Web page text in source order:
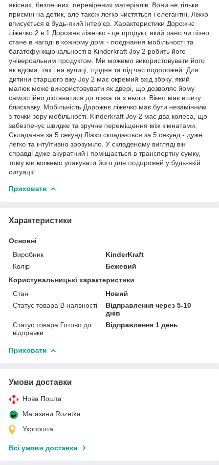
якісних, безпечних, перевірених матеріалів. Вони не тільки
приємні на дотик, але також легко чистяться і елегантні. Ліжко
вписується в будь-який інтер'єр. Характеристики Дорожнє
ліжечко 2 в 1 Дорожнє ліжечко - це продукт, який рано чи пізно
стане в нагоді в кожному домі - поєднання мобільності та
багатофункціональності в Kinderkraft Joy 2 робить його
універсальним продуктом. Ми можемо використовувати його
як вдома, так і на вулиці, щодня та під час подорожей. Для
дитини старшого віку Joy 2 має окремий вхід збоку, який
малюк може використовувати як двері, що дозволяє йому
самостійно діставатися до ліжка та з нього. Вікно має вшиту
блискавку. Мобільність Дорожнє ліжечко має бути незамінним
з точки зору мобільності. Kinderkraft Joy 2 має два колеса, що
забезпечує швидке та зручне переміщення між кімнатами.
Складання за 5 секунд Ліжко складається за 5 секунд - дуже
легко та інтуїтивно зрозуміло. У складеному вигляді він
справді дуже акуратний і поміщається в транспортну сумку,
тому ми можемо упакувати його для подорожей у будь-якій
ситуації.
Приховати
Характеристики
Основні
Виробник
KinderKraft
Колір
Бежевий
Користувальницькі характеристики
Стан
Новий
Статус товара В наявності
Відправлення через 5-10
днів
Статус товара Готово до
відправки
Відправлення 1 день
Приховати
Умови доставки
Нова Пошта
Магазини Rozetka
Укрпошта
Всі умови доставки